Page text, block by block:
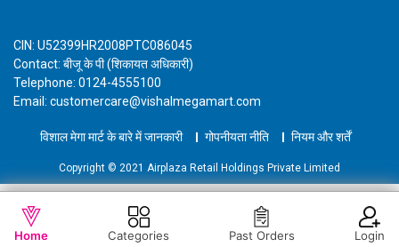
WISHLIST
CIN: U52399HR2008PTC086045
Contact: बीजू के पी (शिकायत अधिकारी)
Telephone: 0124-4555100
Email: customercare@vishalmegamart.com
विशाल मेगा मार्ट के बारे में जानकारी गोपनीयता नीति नियम और शर्तें
Copyright © 2021 Airplaza Retail Holdings Private Limited
Home Categories Past Orders Login